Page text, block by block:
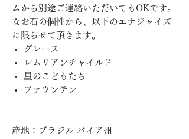
ムから別途ご連絡いただいてもOKです。
なお石の個性から、以下のエナジャイズ
に限らせて頂きます。
グレース
レムリアンチャイルド
星のこどもたち
ファウンテン
産地：ブラジル バイア州